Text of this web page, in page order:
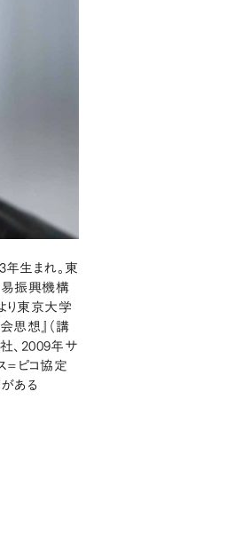
生まれ。東
振興機構
り東京大学
思想』（講
、2009年サ
=ピコ協定
ある